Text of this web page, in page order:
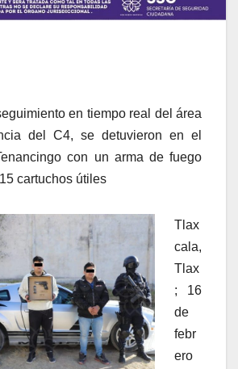
en tiempo real del área
del C4, se detuvieron en el
con un arma de fuego
cartuchos útiles
Tlax
cala,
Tlax
; 16
de
febr
ero